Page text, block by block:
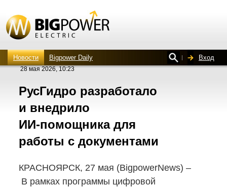
Новости Bigpower Daily Вход
28 мая 2026, 10:23
РусГидро разработало
и внедрило
ИИ-помощникадля
работы с документами
КРАСНОЯРСК, 27 мая (BigpowerNews) –
В рамках программы цифровой